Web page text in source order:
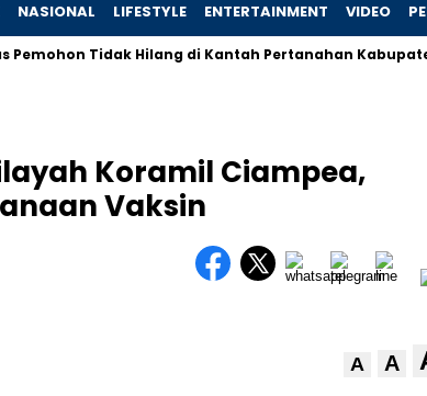
NASIONAL LIFESTYLE ENTERTAINMENT VIDEO
Tidak Hilang di Kantah Pertanahan Kabupaten
Koramil Ciampea,
Vaksin
A A